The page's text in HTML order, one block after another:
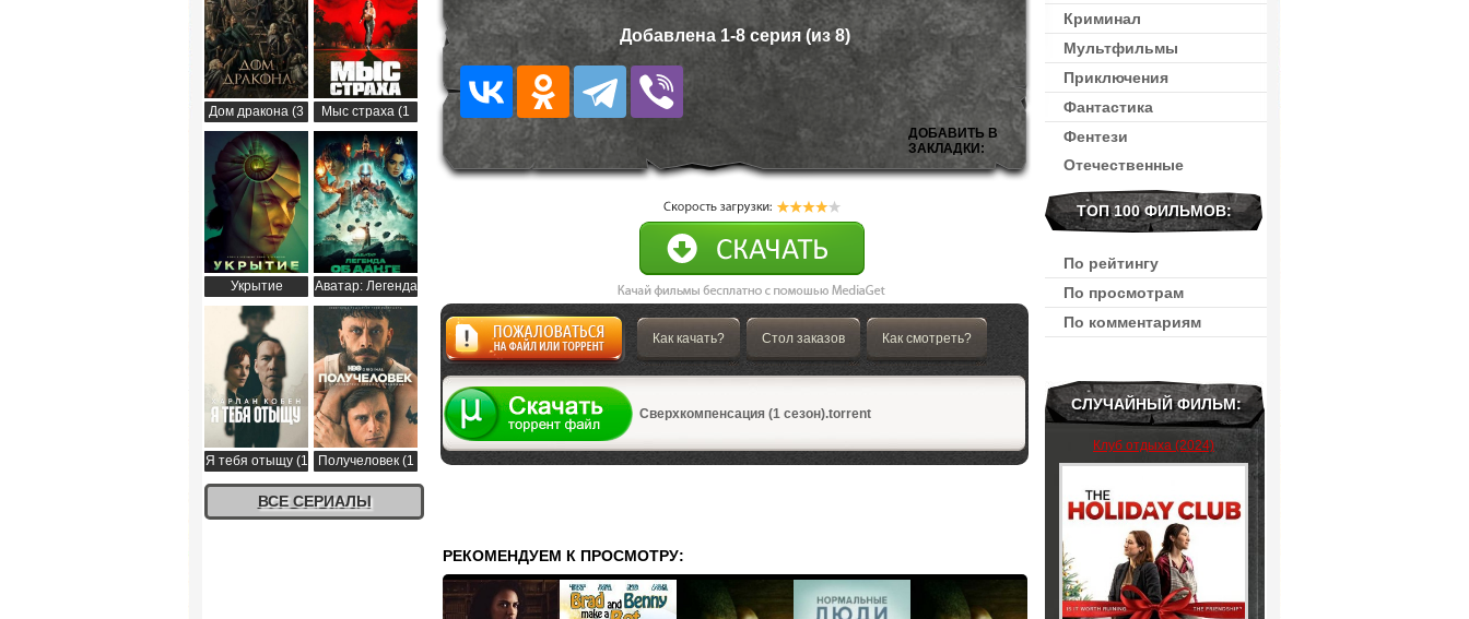
Дом дракона (3
сезон)
Мыс страха (1
сезон)
Укрытие
(Бункер) (3
сезон)
Аватар: Легенда
об Аанге (2
сезон)
Я тебя отыщу (1
сезон)
Получеловек (1
сезон)
ВСЕ СЕРИАЛЫ
Добавлена 1-8 серия (из 8)
ДОБАВИТЬ В
ЗАКЛАДКИ:
Жалоба
Как качать? Стол заказов Как смотреть?
Сверхкомпенсация (1 сезон).torrent
РЕКОМЕНДУЕМ К ПРОСМОТРУ:
Криминал
Мультфильмы
Приключения
Фантастика
Фентези
Отечественные
ТОП 100 ФИЛЬМОВ:
По рейтингу
По просмотрам
По комментариям
СЛУЧАЙНЫЙ ФИЛЬМ:
Клуб отдыха (2024)